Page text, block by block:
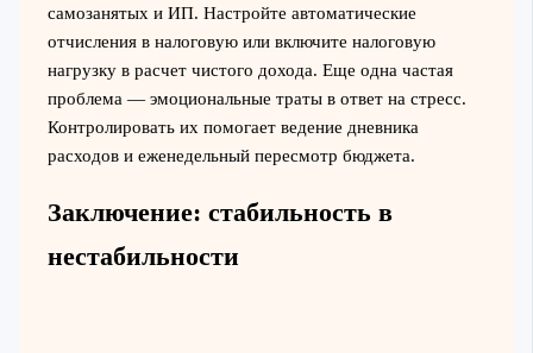
самозанятых и ИП. Настройте автоматические
отчисления в налоговую или включите налоговую
нагрузку в расчет чистого дохода. Еще одна частая
проблема — эмоциональные траты в ответ на стресс.
Контролировать их помогает ведение дневника
расходов и еженедельный пересмотр бюджета.
Заключение: стабильность в
нестабильности